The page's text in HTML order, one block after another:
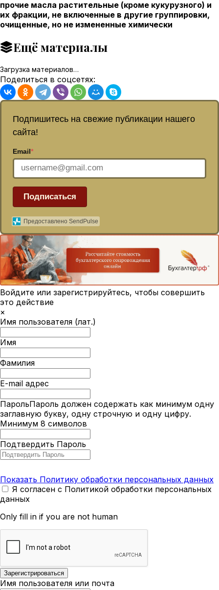
прочие масла растительные (кроме кукурузного) и
их фракции, не включенные в другие группировки,
очищенные, но не измененные химически
Ещё материалы
Загрузка материалов…
Поделиться в соцсетях:
Подпишитесь на свежие публикации нашего
сайта!
Email*
Подписаться
Предоставлено SendPulse
Войдите или зарегистрируйтесь, чтобы совершить
это действие
×
Имя пользователя (лат.)
Имя
Фамилия
E-mail адрес
ПарольПароль должен содержать как минимум одну
заглавную букву, одну строчную и одну цифру.
Минимум 8 символов
Подтвердить Пароль
Показать Политику обработки персональных данных
Я согласен с Политикой обработки персональных
данных
Only fill in if you are not human
Имя пользователя или почта